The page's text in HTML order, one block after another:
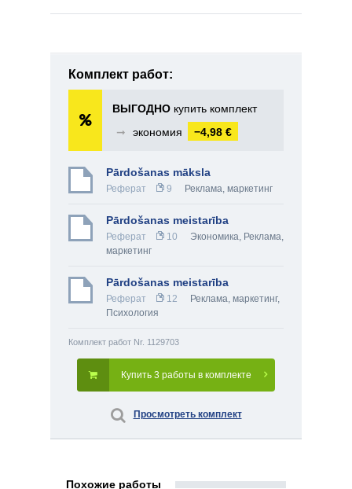
Комплект работ:
ВЫГОДНО купить комплект
➞
экономия −4,98 €
Pārdošanas māksla
Реферат 9 Реклама, маркетинг
Pārdošanas meistarība
Реферат 10 Экономика, Реклама,
маркетинг
Pārdošanas meistarība
Реферат 12 Реклама, маркетинг,
Психология
Комплект работ Nr. 1129703
Купить 3 работы в комплекте
Просмотреть комплект
Похожие работы